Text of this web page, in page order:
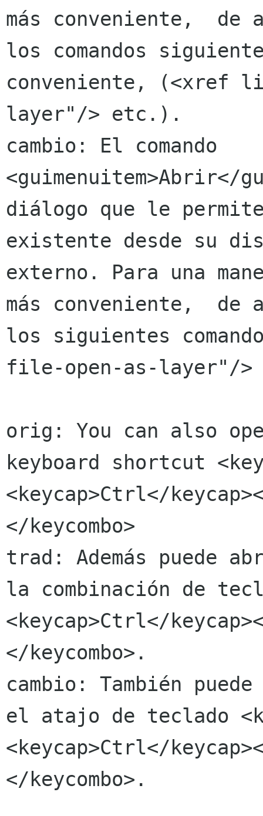
más conveniente,
los comandos
conveniente, (<xref
layer"/> etc.).
cambio: El comando
<guimenuitem>Abrir</
diálogo que le
existente desde su
externo. Para una
más conveniente,
los siguientes
file-open-as-layer"/
orig: You can also
keyboard shortcut
<keycap>Ctrl</
</keycombo>
trad: Además puede
la combinación de
<keycap>Ctrl</
</keycombo>.
cambio: También
el atajo de teclado
<keycap>Ctrl</
</keycombo>.